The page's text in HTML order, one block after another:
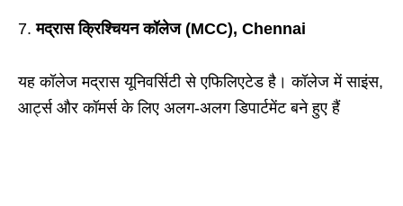
मद्रास क्रिश्चियन कॉलेज (MCC), Chennai
यह कॉलेज मद्रास यूनिवर्सिटी से एफिलिएटेड है। कॉलेज में साइंस,
आर्ट्स और कॉमर्स के लिए अलग-अलग डिपार्टमेंट बने हुए हैं